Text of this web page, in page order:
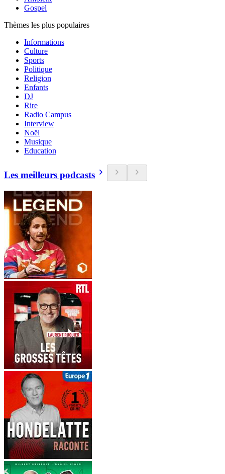
Gospel
Thèmes les plus populaires
Informations
Culture
Sports
Politique
Religion
Enfants
DJ
Rire
Radio Campus
Interview
Noël
Musique
Education
Les meilleurs podcasts